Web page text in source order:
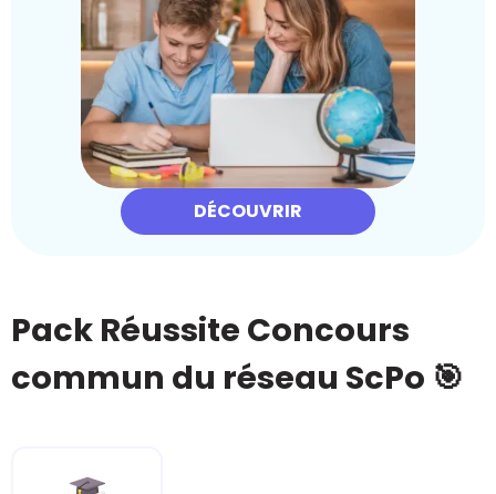
DÉCOUVRIR
Pack Réussite Concours
commun du réseau ScPo 🎯